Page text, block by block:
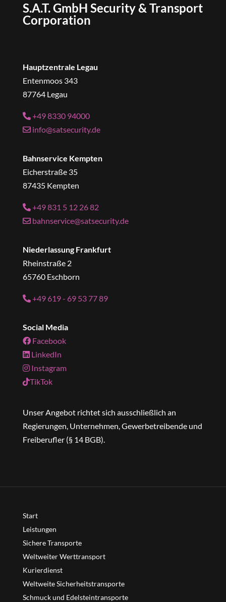
S.A.T. GmbH Security & Transport
Corporation
Hauptzentrale Legau
Entenmoos 343
87764 Legau
+49 8330 94000
info@satsecurity.de
Bahnservice Kempten
Eicherstraße 35
87435 Kempten
+49 831 5 12 26 82
bahnservice@satsecurity.de
Niederlassung Frankfurt
Rheinstraße 2
65760 Eschborn
+49 619 - 69 53 77 89
Social Media
Facebook
LinkedIn
Instagram
TikTok
Unser Angebot richtet sich ausschließlich an
Regierungen, Unternehmen, Gewerbetreibende und
Freiberufler (§ 14 BGB).
Start
Leistungen
Sichere Transporte
Weltweiter Werttransport
Kurierdienst
Weltweite Sicherheitstransporte
Schmuck und Edelsteintransporte